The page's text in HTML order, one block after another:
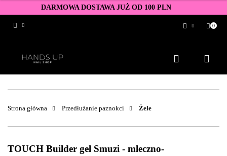
DARMOWA DOSTAWA JUŻ OD 100 PLN
Zarejestruj się
Dodaj zgłoszenie
Zgody cookies
0
Strona główna Przedłużanie paznokci Żele
TOUCH Builder gel Smuzi - mleczno-